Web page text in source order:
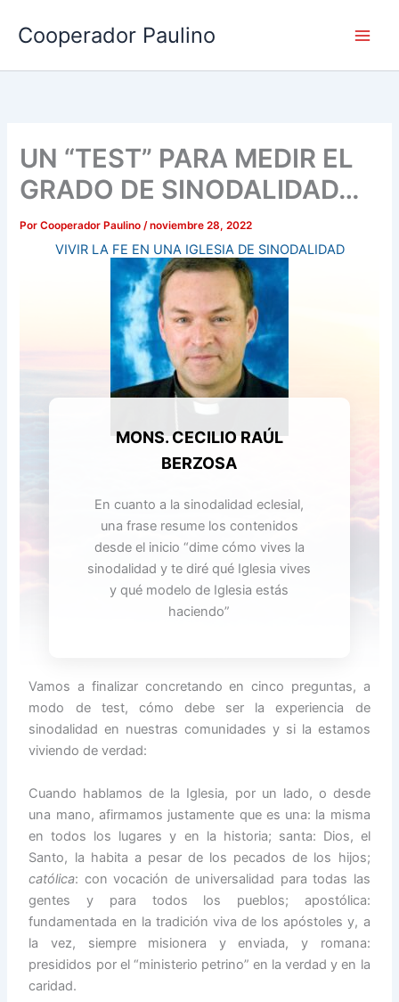
contenido
Cooperador Paulino
UN “TEST” PARA MEDIR EL
GRADO DE SINODALIDAD…
PorCooperador Paulino/noviembre 28, 2022
VIVIR LA FE EN UNA IGLESIA DE SINODALIDAD
MONS. CECILIO RAÚL
BERZOSA
En cuanto a la sinodalidad eclesial,
una frase resume los contenidos
desde el inicio “dime cómo vives la
sinodalidad y te diré qué Iglesia vives
y qué modelo de Iglesia estás
haciendo”
Vamos a finalizar concretando en cinco preguntas, a
modo de test, cómo debe ser la experiencia de
sinodalidad en nuestras comunidades y si la estamos
viviendo de verdad:
Cuando hablamos de la Iglesia, por un lado, o desde
una mano, afirmamos justamente que es una: la misma
en todos los lugares y en la historia; santa: Dios, el
Santo, la habita a pesar de los pecados de los hijos;
católica: con vocación de universalidad para todas las
gentes y para todos los pueblos; apostólica:
fundamentada en la tradición viva de los apóstoles y, a
la vez, siempre misionera y enviada, y romana:
presididos por el “ministerio petrino” en la verdad y en la
caridad.